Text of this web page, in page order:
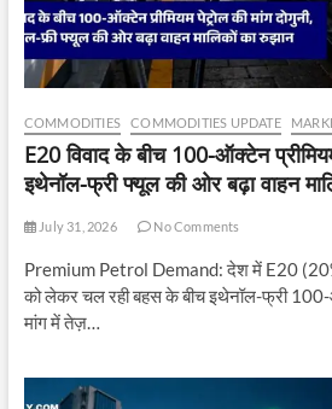
COMMODITIES COMMODITIES UPDATE
E20 विवाद के बीच 100-ऑक्टेन
इथेनॉल-फ्री फ्यूल की ओर बढ़ा वाहन
July 31, 2026 No Comments
Premium Petrol Demand: देश में E20
को लेकर चल रही बहस के बीच इथेनॉल-फ्री 100-
मांग में तेज़…